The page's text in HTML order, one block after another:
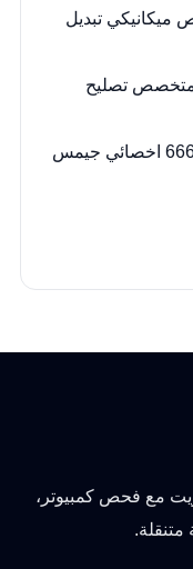
ميكانيكي تبديل
متخصص تصليح
مع فحص كمبيوتر،
متنقلة.